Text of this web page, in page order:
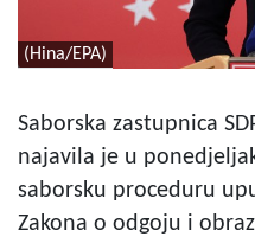
(Hina/EPA)
Saborska zastupnica
najavila je u
saborsku proceduru
Zakona o odgoju i